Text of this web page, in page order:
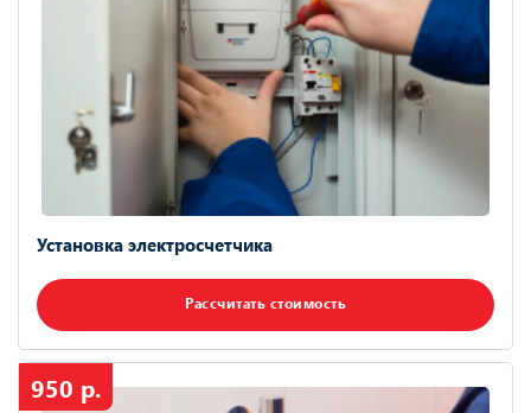
Установка электросчетчика
Рассчитать стоимость
950 р.